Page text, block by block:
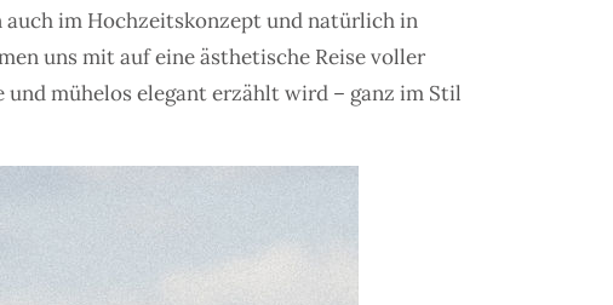
auch im Hochzeitskonzept und natürlich in
uns mit auf eine ästhetische Reise voller
mühelos elegant erzählt wird – ganz im Stil